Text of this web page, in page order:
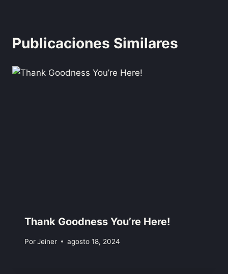
Publicaciones Similares
Thank Goodness You’re Here!
PorJeiner agosto 18, 2024